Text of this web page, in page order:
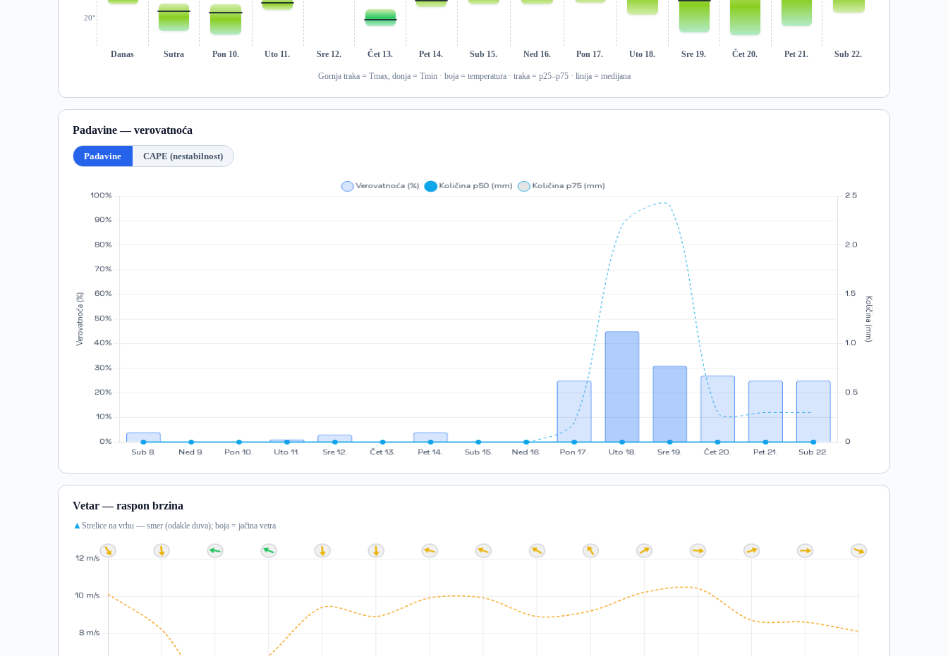
20°
Danas Sutra Pon 10. Uto 11. Sre 12. Čet 13. Pet 14. Sub 15. Ned 16. Pon 17. Uto 18. Sre 19. Čet 20. Pet 21. Sub 22.
Gornja traka = Tmax, donja = Tmin · boja = temperatura · traka = p25–p75 · linija = medijana
Padavine — verovatnoća
Padavine CAPE (nestabilnost)
Vetar — raspon brzina
▲Strelice na vrhu — smer (odakle duva); boja = jačina vetra